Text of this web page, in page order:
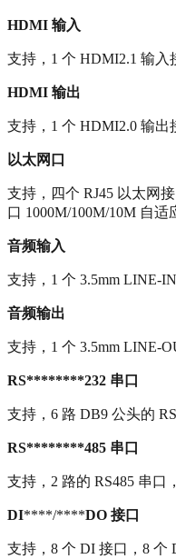
HDMI 输入
支持，1 个 HDMI2.1 输入
HDMI 输出
支持，1 个 HDMI2.0 输出
以太网口
支持，四个 RJ45 以太网
口 1000M/100M/10M 自适
音频输入
支持，1 个 3.5mm LINE-
音频输出
支持，1 个 3.5mm LINE-
RS********232 串口
支持，6 路 DB9 公头的
RS********485 串口
支持，2 路的 RS485 串口
DI****/****DO 接口
支持，8 个 DI 接口，8 个